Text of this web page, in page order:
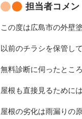
担当者コメン
この度は広島市の外壁
以前のチラシを保管し
無料診断に伺ったとこ
屋根も直接見るために
屋根の劣化は雨漏りの